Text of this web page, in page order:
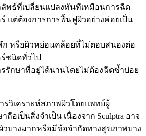
พธ์ที่เปลี่ยนแปลงทันทีเหมือนการฉีด
แต่ต้องการการฟื้นฟูผิวอย่างค่อยเป็น
ก หรือผิวหย่อนคล้อยที่ไม่ตอบสนองต่อ
ชนิดทั่วไป
รักษาที่อยู่ได้นานโดยไม่ต้องฉีดซ้ำบ่อย
เคราะห์สภาพผิวโดยแพทย์ผู้
อเป็นสิ่งจำเป็น เนื่องจาก Sculptra อาจ
บางมากหรือมีข้อจำกัดทางสุขภาพบาง